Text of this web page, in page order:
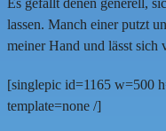
Es gefällt denen generell,
lassen. Manch einer putzt
meiner Hand und lässt sich
[singlepic id=1165 w=500
template=none /]